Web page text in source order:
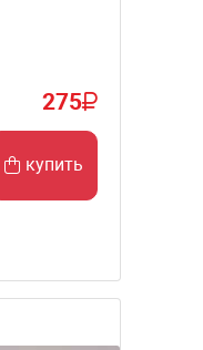
275
купить